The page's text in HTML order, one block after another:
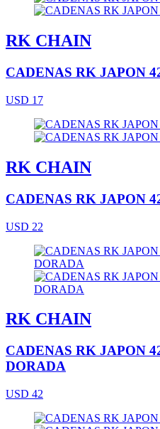
RK CHAIN
CADENAS RK JAPON
USD 17
RK CHAIN
CADENAS RK JAPON
USD 22
RK CHAIN
CADENAS RK JAPON
DORADA
USD 42